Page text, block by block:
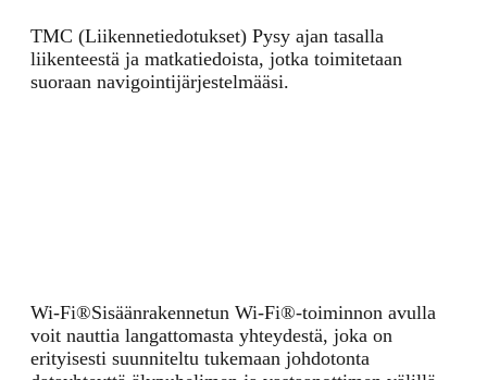
TMC (Liikennetiedotukset) Pysy ajan tasalla
liikenteestä ja matkatiedoista, jotka toimitetaan
suoraan navigointijärjestelmääsi.
Wi-Fi®Sisäänrakennetun Wi-Fi®-toiminnon avulla
voit nauttia langattomasta yhteydestä, joka on
erityisesti suunniteltu tukemaan johdotonta